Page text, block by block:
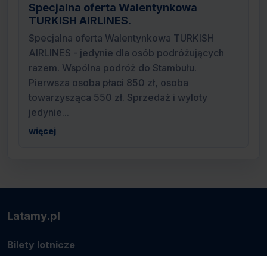
Specjalna oferta Walentynkowa
TURKISH AIRLINES.
Specjalna oferta Walentynkowa TURKISH
AIRLINES - jedynie dla osób podróżujących
razem. Wspólna podróż do Stambułu.
Pierwsza osoba płaci 850 zł, osoba
towarzysząca 550 zł. Sprzedaż i wyloty
jedynie...
więcej
Latamy.pl
Bilety lotnicze